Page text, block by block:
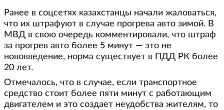
Ранее в соцсетях казахстанцы начали жаловаться,
что их штрафуют в случае прогрева авто зимой. В
МВД в свою очередь комментировали, что штраф
за прогрев авто более 5 минут — это не
нововведение, норма существует в ПДД РК более
20 лет.
Отмечалось, что в случае, если транспортное
средство стоит более пяти минут с работающим
двигателем и это создает неудобства жителям, то